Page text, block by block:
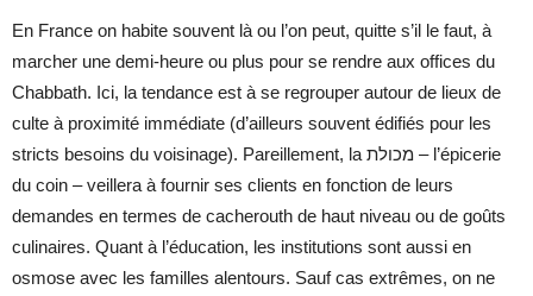
En France on habite souvent là ou l’on peut, quitte s’il le faut, à
marcher une demi-heure ou plus pour se rendre aux offices du
Chabbath. Ici, la tendance est à se regrouper autour de lieux de
culte à proximité immédiate (d’ailleurs souvent édifiés pour les
stricts besoins du voisinage). Pareillement, la מכולת – l’épicerie
du coin – veillera à fournir ses clients en fonction de leurs
demandes en termes de cacherouth de haut niveau ou de goûts
culinaires. Quant à l’éducation, les institutions sont aussi en
osmose avec les familles alentours. Sauf cas extrêmes, on ne